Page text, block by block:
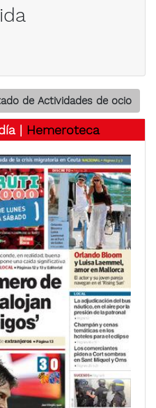
de Actividades de ocio
| Hemeroteca